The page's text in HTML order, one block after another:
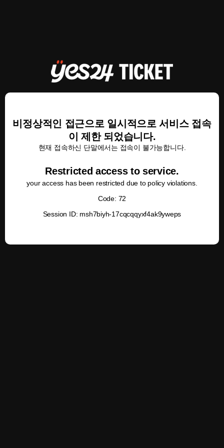
비정상적인 접근으로 일시적으로 서비스 접속
이 제한 되었습니다.
현재 접속하신 단말에서는 접속이 불가능합니다.
Restricted access to service.
your access has been restricted due to policy violations.
Code: 72
Session ID: msh7biyh-17cqcqqyxf4ak9yweps